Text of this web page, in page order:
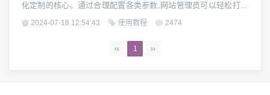
化定制的核心。通过合理配置各类参数,网站管理员可以轻松打造
出独一无二的网页样式和呈现效果。本文将从模板参数的定义、
常用模板参数分类 苹果CMS模板参数主要可以分为以下几大类:基
2024-07-18 12:54:43 使用教程 2474
‹‹ 1 ››